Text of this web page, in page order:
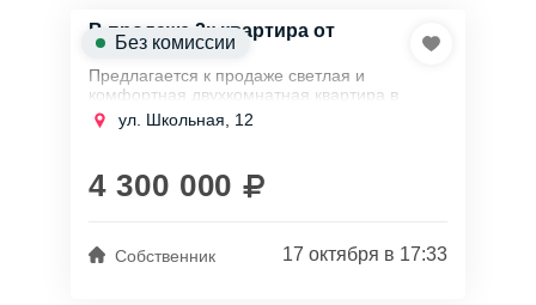
В продаже 2к квартира от
собственника
Предлагается к продаже светлая и
комфортная двухкомнатная квартира в
спокойном районе Шушар.
Площадь жилья составляет 43 квадратных
ул. Школьная, 12
4 300 000
Собственник 17 октября в 17:33
Без комиссии